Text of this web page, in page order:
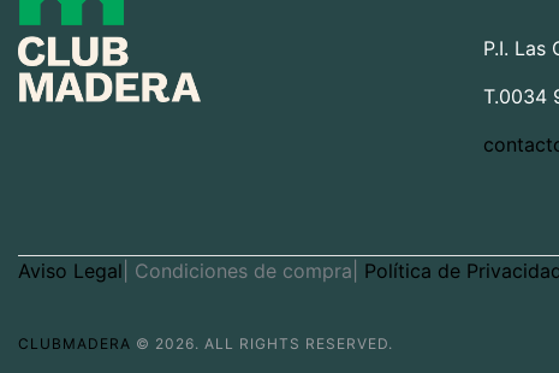
P.I. Las
T.0034
Aviso Legal | Condiciones de compra| Política de
CLUBMADERA © 2026. ALL RIGHTS RESERVED.